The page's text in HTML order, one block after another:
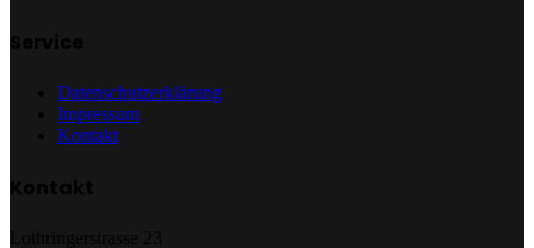
Datenschutzerklärung
Impressum
Kontakt